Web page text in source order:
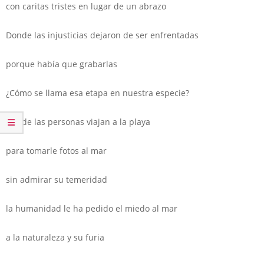
con caritas tristes en lugar de un abrazo
Donde las injusticias dejaron de ser enfrentadas
porque había que grabarlas
¿Cómo se llama esa etapa en nuestra especie?
Donde las personas viajan a la playa
para tomarle fotos al mar
sin admirar su temeridad
la humanidad le ha pedido el miedo al mar
a la naturaleza y su furia